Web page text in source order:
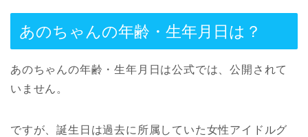
あのちゃんの年齢・生年月日は？
あのちゃんの年齢・生年月日は公式では、公開されて
いません。
ですが、誕生日は過去に所属していた女性アイドルグ